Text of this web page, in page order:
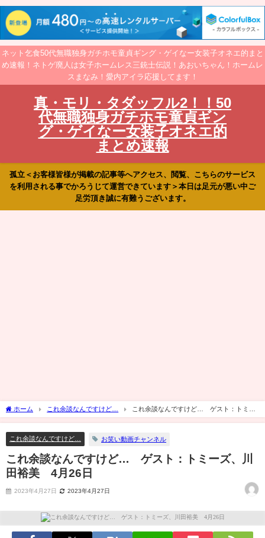
ネット乞食50代無職独身ガチホモ童貞ギング・ゲイなー女装子オネエ的まと
め速報！ネトゲ廃人は女子ホームレス三銃士伝説！あおいちゃん！ホームレ
スまなみ！愛内アイラ応援してます！
真・モリ・タダッフル2！！50
代無職独身ガチホモ童貞ギン
グ・ゲイなー女装子オネエ的
まとめ速報
孤立＜お客様皆様が掲載の記事等へアクセス、閲覧、こちらのサービス
を利用される事でかろうじて運営できています＞本日は足元が悪い中ご
足労頂き誠に有難うございます。
ホーム これ余談なんですけど…
これ余談なんですけど… ゲスト：トミー
ズ、川田裕美 4月26日
これ余談なんですけど… お笑い動画チャンネル
これ余談なんですけど… ゲスト：トミーズ、川
田裕美 4月26日
2023年4月27日 2023年4月27日